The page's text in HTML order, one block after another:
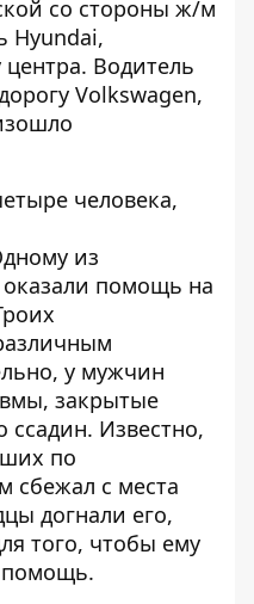
со стороны ж/м
Hyundai,
центра. Водитель
Volkswagen,
человека,
из
помощь на
у мужчин
закрытые
Известно,
по
сбежал с места
догнали его,
того, чтобы ему
помощь.